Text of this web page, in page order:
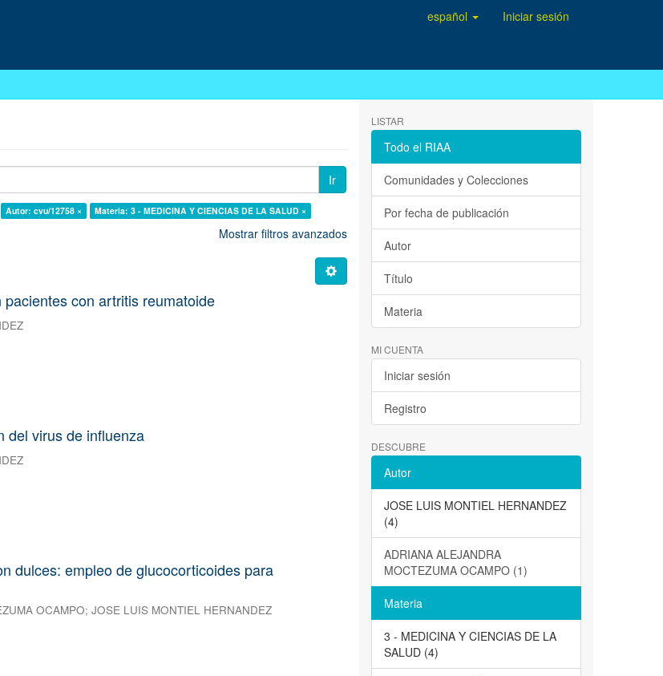
español Iniciar sesión
Ir
Autor: cvu/12758 × Materia: 3 - MEDICINA Y CIENCIAS DE LA SALUD ×
Mostrar filtros avanzados
con artritis reumatoide
del virus de influenza
dulces: empleo de glucocorticoides para
OCAMPO;JOSE LUIS MONTIEL HERNANDEZ
LISTAR
Todo el RIAA
Comunidades y Colecciones
Por fecha de publicación
Autor
Título
Materia
MI CUENTA
Iniciar sesión
Registro
DESCUBRE
Autor
JOSE LUIS MONTIEL HERNANDEZ
(4)
ADRIANA ALEJANDRA
MOCTEZUMA OCAMPO (1)
Materia
3 - MEDICINA Y CIENCIAS DE LA
SALUD (4)